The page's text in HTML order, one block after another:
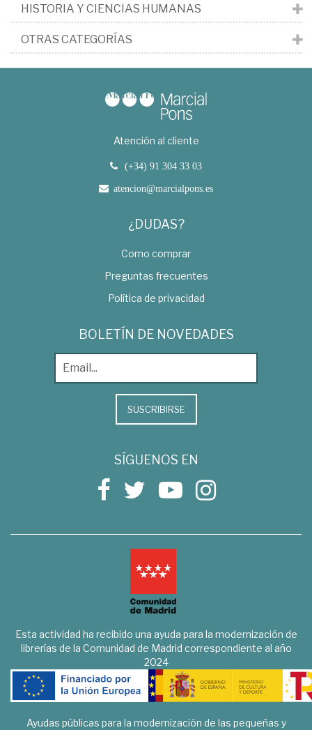
HISTORIA Y CIENCIAS HUMANAS
OTRAS CATEGORÍAS
Atención al cliente
(+34) 91 304 33 03
atencion@marcialpons.es
¿DUDAS?
Como comprar
Preguntas frecuentes
Política de privacidad
BOLETÍN DE NOVEDADES
SUSCRIBIRSE
SÍGUENOS EN
Esta actividad ha recibido una ayuda para la modernización de
librerías de la Comunidad de Madrid correspondiente al año
2024
Ayudas públicas para la modernización de las pequeñas y